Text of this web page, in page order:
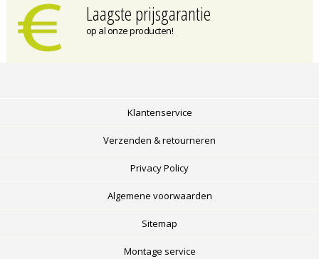
Laagste prijsgarantie
op al onze producten!
Klantenservice
Verzenden & retourneren
Privacy Policy
Algemene voorwaarden
Sitemap
Montage service